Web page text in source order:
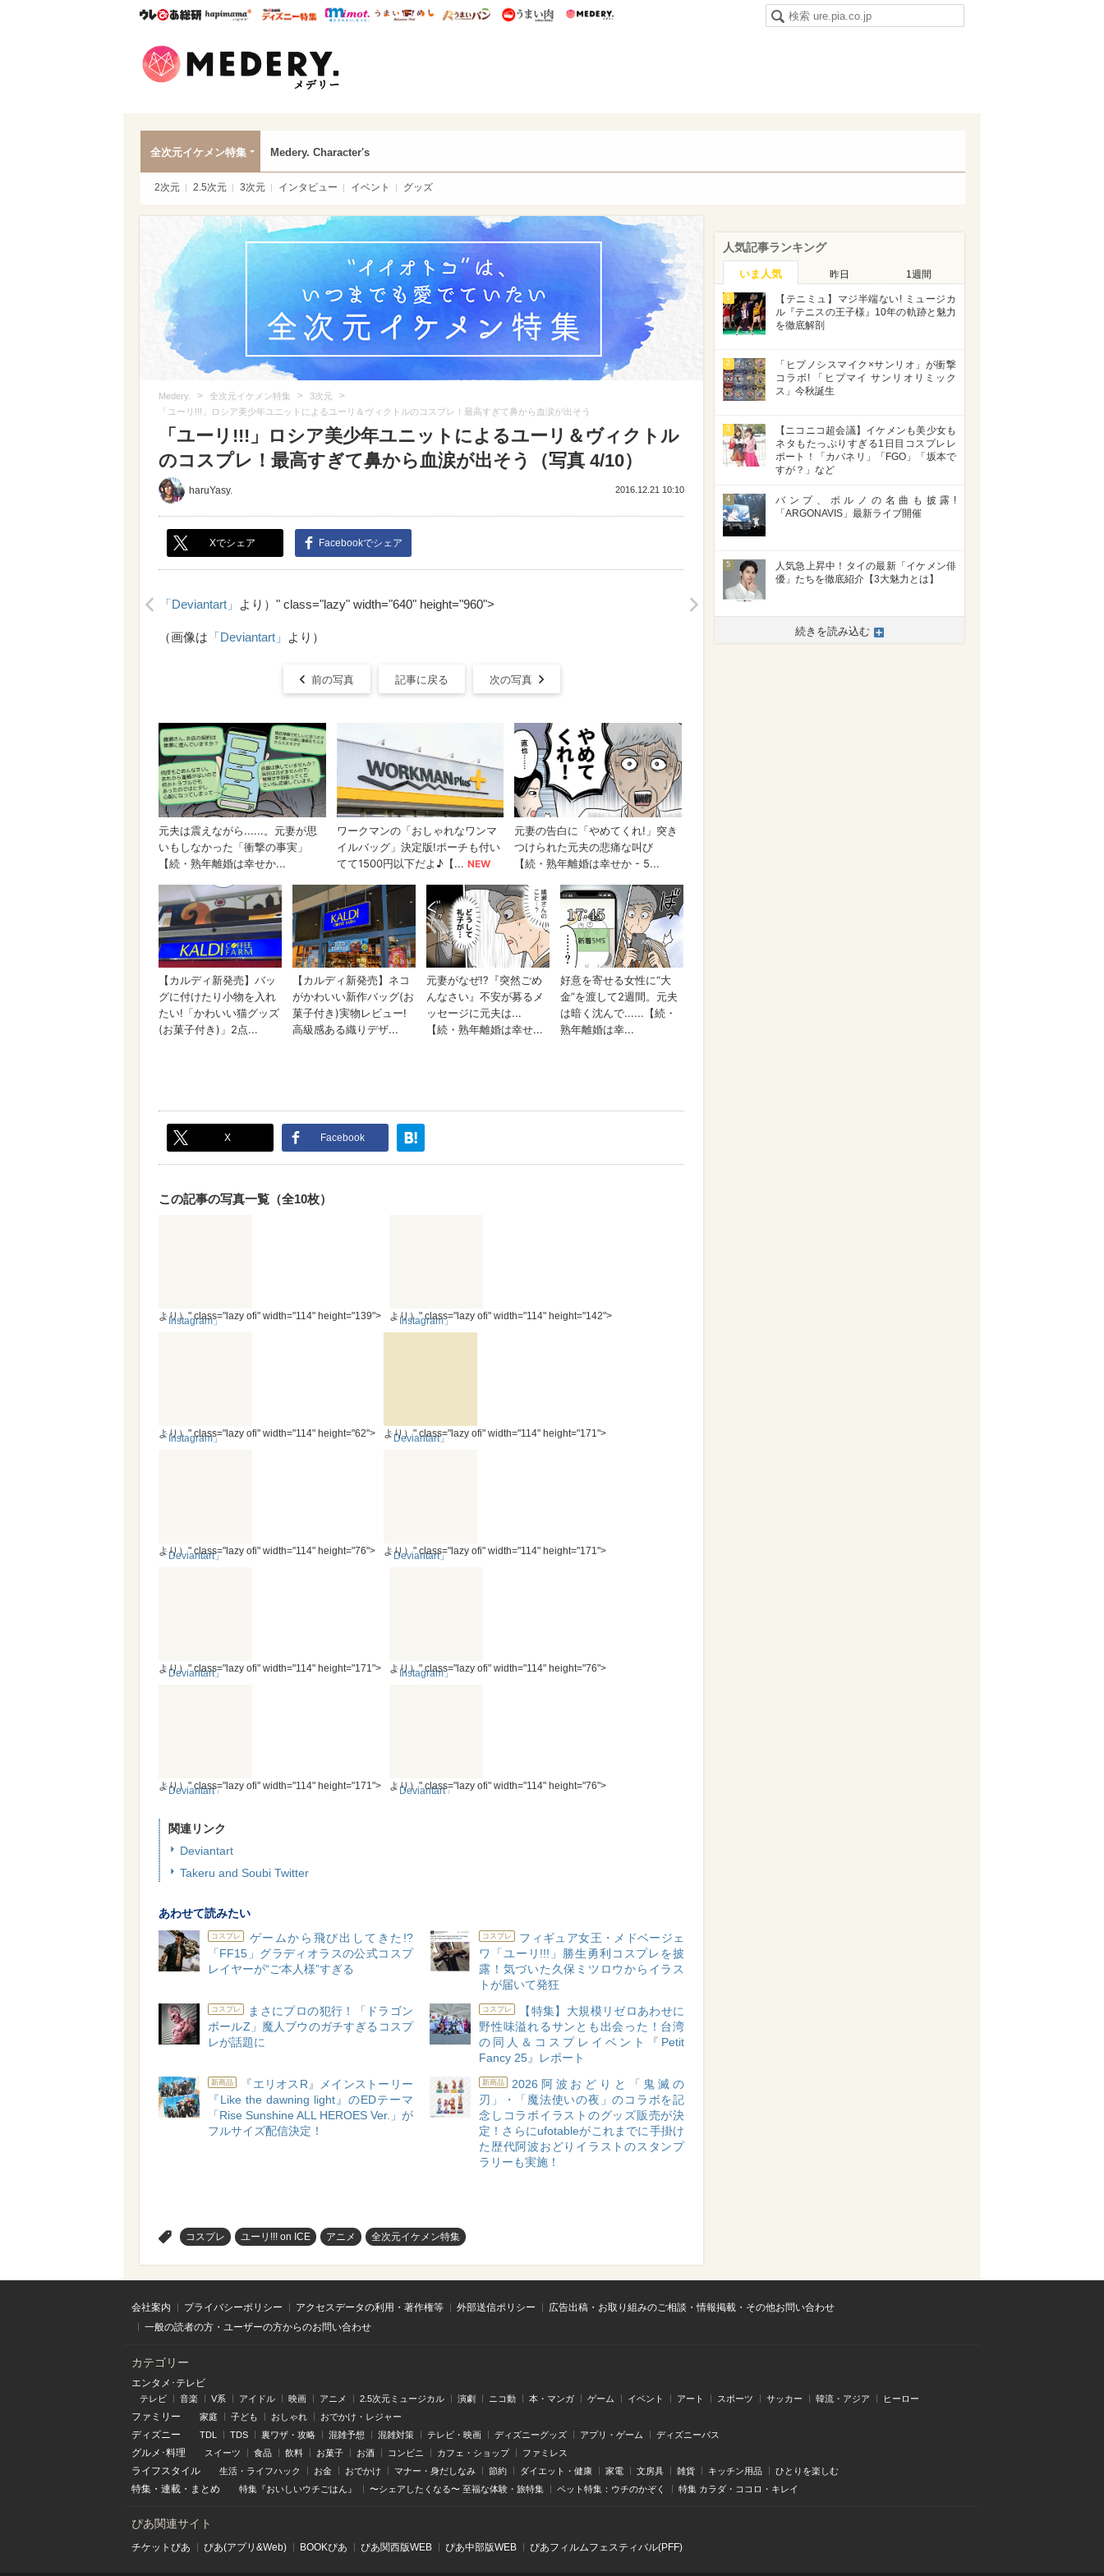
ウレぴあ総研ハピママ* ウレぴあ総研 ディズニー特集
mimot. うまいめし うまいパン うまい肉
全次元イケメン特集 Medery. Character's
2次元 2.5次元 3次元 インタビュー イベント グッズ
Medery. > 全次元イケメン特集 > 3次元 >
「ユーリ!!!」ロシア美少年ユニットによるユーリ＆ヴィクトルのコスプレ！最高すぎて鼻から血涙が出そう
「ユーリ!!!」ロシア美少年ユニットによるユーリ＆ヴィクトル
のコスプレ！最高すぎて鼻から血涙が出そう（写真 4/10）
haruYasy. 2016.12.21 10:10
Xでシェア Facebookでシェア
「Deviantart」 より）" class="lazy" width="640" height="960"> >
（画像は 「Deviantart」 より）
前の写真 記事に戻る 次の写真
X Facebook
この記事の写真一覧（全10枚）
「Instagram」
より）" class="lazy ofi" width="114" height="139"> 「Instagram」
より）" class="lazy ofi" width="114" height="142">
「Instagram」
より）" class="lazy ofi" width="114" height="62"> 「Deviantart」
より）" class="lazy ofi" width="114" height="171">
「Deviantart」
より）" class="lazy ofi" width="114" height="76"> 「Deviantart」
より）" class="lazy ofi" width="114" height="171">
「Deviantart」
より）" class="lazy ofi" width="114" height="171"> 「Instagram」
より）" class="lazy ofi" width="114" height="76">
「Deviantart」
より）" class="lazy ofi" width="114" height="171"> 「Deviantart」
より）" class="lazy ofi" width="114" height="76">
関連リンク
Deviantart
Takeru and Soubi Twitter
あわせて読みたい
コスプレ
ゲームから飛び出してきた!?
「FF15」グラディオラスの公式コスプ
レイヤーが“ご本人様”すぎる
コスプレ
フィギュア女王・メドベージェ
ワ「ユーリ!!!」勝生勇利コスプレを披
露！気づいた久保ミツロウからイラス
トが届いて発狂
コスプレ
まさにプロの犯行！「ドラゴン
ボールZ」魔人ブウのガチすぎるコスプ
レが話題に
コスプレ
【特集】大規模リゼロあわせに
野性味溢れるサンとも出会った！台湾
の同人＆コスプレイベント『Petit
Fancy 25』レポート
新商品
『エリオスR』メインストーリー
『Like the dawning light』のEDテーマ
「Rise Sunshine ALL HEROES Ver.」が
フルサイズ配信決定！
新商品
2026阿波おどりと「鬼滅の
刃」・「魔法使いの夜」のコラボを記
念しコラボイラストのグッズ販売が決
定！さらにufotableがこれまでに手掛け
た歴代阿波おどりイラストのスタンプ
ラリーも実施！
コスプレ ユーリ!!! on ICE アニメ 全次元イケメン特集
人気記事ランキング
いま人気 昨日 1週間
1
【テニミュ】マジ半端ない! ミュージカ
ル『テニスの王子様』10年の軌跡と魅力
を徹底解剖
2
「ヒプノシスマイク×サンリオ」が衝撃
コラボ! 「ヒプマイ サンリオリミック
ス」今秋誕生
3
【ニコニコ超会議】イケメンも美少女も
ネタもたっぷりすぎる1日目コスプレレ
ポート！「カバネリ」「FGO」「坂本で
すが？」など
4
バンプ、ポルノの名曲も披露!
「ARGONAVIS」最新ライブ開催
5
人気急上昇中！タイの最新「イケメン俳
優」たちを徹底紹介【3大魅力とは】
続きを読み込む
会社案内 プライバシーポリシー アクセスデータの利用・著作権等 外部送信ポリシー
広告出稿・お取り組みのご相談・情報掲載・その他お問い合わせ
一般の読者の方・ユーザーの方からのお問い合わせ
カテゴリー
エンタメ･テレビ
テレビ 音楽 V系 アイドル 映画 アニメ 2.5次元ミュージカル 演劇 ニコ動 本・マンガ ゲーム イベント アート スポーツ サッカー 韓流・アジア ヒーロー
ファミリー 家庭 子ども おしゃれ おでかけ・レジャー
ディズニー TDL TDS 裏ワザ・攻略 混雑予想 混雑対策 テレビ・映画 ディズニーグッズ アプリ・ゲーム ディズニーパス
グルメ･料理 スイーツ 食品 飲料 お菓子 お酒 コンビニ カフェ・ショップ ファミレス
ライフスタイル 生活・ライフハック お金 おでかけ マナー・身だしなみ 節約 ダイエット・健康 家電 文房具 雑貨 キッチン用品 ひとりを楽しむ
特集 ・ 連載 ・ まとめ 特集『おいしいウチごはん』 〜シェアしたくなる〜 至福な体験・旅特集 ペット特集：ウチのかぞく 特集 カラダ・ココロ・キレイ
ぴあ関連サイト
チケットぴあ ぴあ(アプリ&Web) BOOKぴあ ぴあ関⻄版WEB ぴあ中部版WEB ぴあフィルムフェスティバル(PFF)